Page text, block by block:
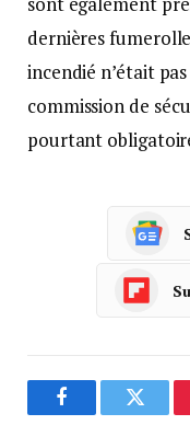
dernières
incendié n’était
commission de
pourtant
FacebookTwitter